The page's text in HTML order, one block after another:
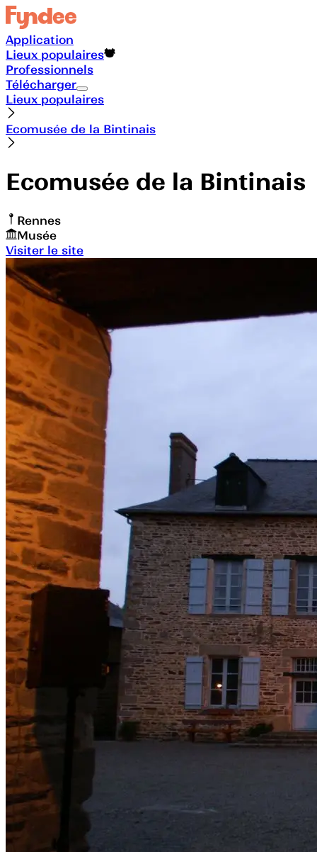
Application
Lieux populaires
Professionnels
Télécharger
Lieux populaires
Ecomusée de la Bintinais
Ecomusée de la Bintinais
Rennes
Musée
Visiter le site